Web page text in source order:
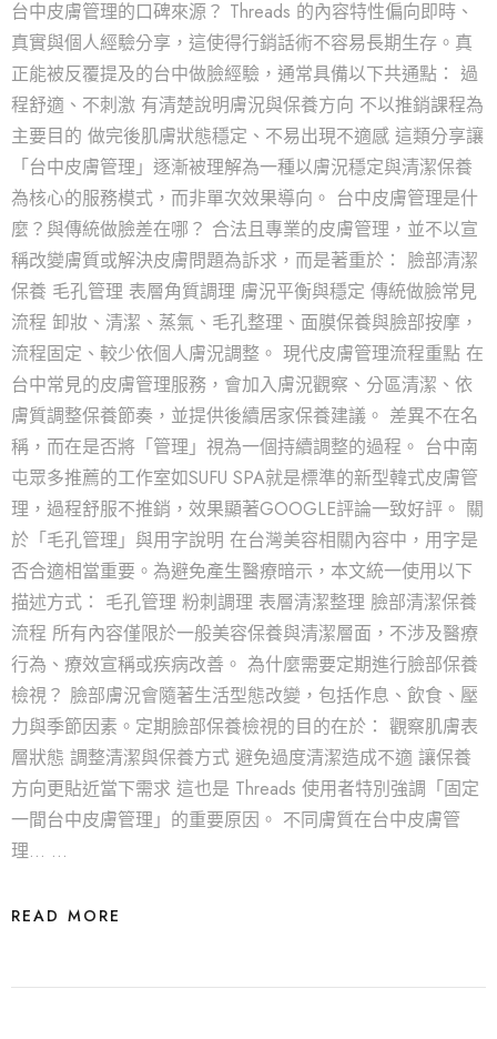
台中皮膚管理的口碑來源？ Threads 的內容特性偏向即時、
真實與個人經驗分享，這使得行銷話術不容易長期生存。真
正能被反覆提及的台中做臉經驗，通常具備以下共通點： 過
程舒適、不刺激 有清楚說明膚況與保養方向 不以推銷課程為
主要目的 做完後肌膚狀態穩定、不易出現不適感 這類分享讓
「台中皮膚管理」逐漸被理解為一種以膚況穩定與清潔保養
為核心的服務模式，而非單次效果導向。 台中皮膚管理是什
麼？與傳統做臉差在哪？ 合法且專業的皮膚管理，並不以宣
稱改變膚質或解決皮膚問題為訴求，而是著重於： 臉部清潔
保養 毛孔管理 表層角質調理 膚況平衡與穩定 傳統做臉常見
流程 卸妝、清潔、蒸氣、毛孔整理、面膜保養與臉部按摩，
流程固定、較少依個人膚況調整。 現代皮膚管理流程重點 在
台中常見的皮膚管理服務，會加入膚況觀察、分區清潔、依
膚質調整保養節奏，並提供後續居家保養建議。 差異不在名
稱，而在是否將「管理」視為一個持續調整的過程。 台中南
屯眾多推薦的工作室如SUFU SPA就是標準的新型韓式皮膚管
理，過程舒服不推銷，效果顯著GOOGLE評論一致好評。 關
於「毛孔管理」與用字說明 在台灣美容相關內容中，用字是
否合適相當重要。為避免產生醫療暗示，本文統一使用以下
描述方式： 毛孔管理 粉刺調理 表層清潔整理 臉部清潔保養
流程 所有內容僅限於一般美容保養與清潔層面，不涉及醫療
行為、療效宣稱或疾病改善。 為什麼需要定期進行臉部保養
檢視？ 臉部膚況會隨著生活型態改變，包括作息、飲食、壓
力與季節因素。定期臉部保養檢視的目的在於： 觀察肌膚表
層狀態 調整清潔與保養方式 避免過度清潔造成不適 讓保養
方向更貼近當下需求 這也是 Threads 使用者特別強調「固定
一間台中皮膚管理」的重要原因。 不同膚質在台中皮膚管
理... …
READ MORE